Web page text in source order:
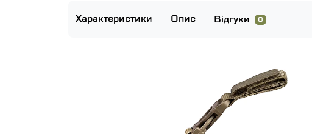
Характеристики Опис Відгуки 0